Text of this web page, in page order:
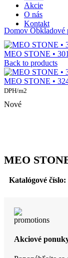
Akcie
O nás
Kontakt
Domov Obkladové
MEO STONE •
Back to products
MEO STONE •
DPH/m2
Nové
MEO
Katalógové číslo:
Akciové